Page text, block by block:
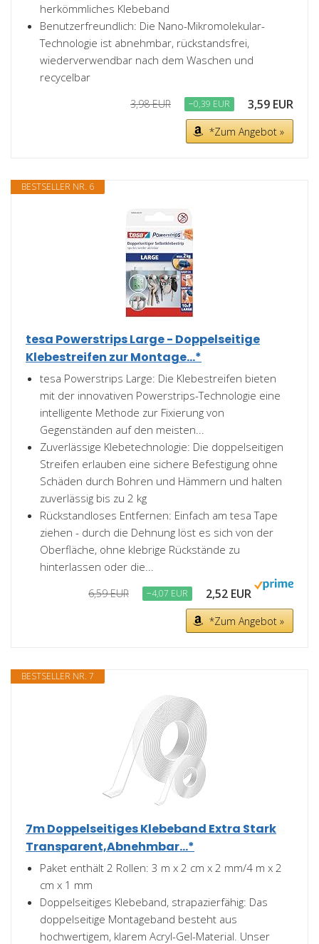
herkömmliches Klebeband
Benutzerfreundlich: Die Nano-Mikromolekular-
Technologie ist abnehmbar, rückstandsfrei,
wiederverwendbar nach dem Waschen und
recycelbar
3,98 EUR −0,39 EUR 3,59 EUR
*Zum Angebot »
BESTSELLER NR. 6
tesa Powerstrips Large - Doppelseitige
Klebestreifen zur Montage...*
tesa Powerstrips Large: Die Klebestreifen bieten
mit der innovativen Powerstrips-Technologie eine
intelligente Methode zur Fixierung von
Gegenständen auf den meisten...
Zuverlässige Klebetechnologie: Die doppelseitigen
Streifen erlauben eine sichere Befestigung ohne
Schäden durch Bohren und Hämmern und halten
zuverlässig bis zu 2 kg
Rückstandloses Entfernen: Einfach am tesa Tape
ziehen - durch die Dehnung löst es sich von der
Oberfläche, ohne klebrige Rückstände zu
hinterlassen oder die...
6,59 EUR −4,07 EUR 2,52 EUR
*Zum Angebot »
BESTSELLER NR. 7
7m Doppelseitiges Klebeband Extra Stark
Transparent,Abnehmbar...*
Paket enthält 2 Rollen: 3 m x 2 cm x 2 mm/4 m x 2
cm x 1 mm
Doppelseitiges Klebeband, strapazierfähig: Das
doppelseitige Montageband besteht aus
hochwertigem, klarem Acryl-Gel-Material. Unser